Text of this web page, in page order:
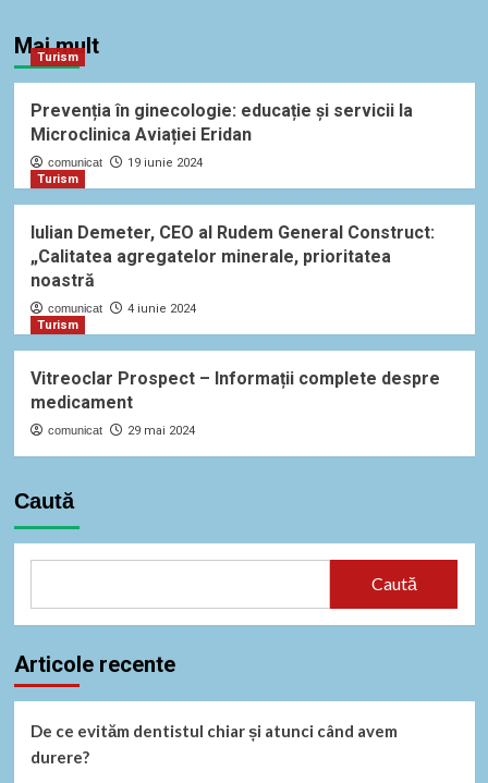
Mai mult
Turism
Prevenția în ginecologie: educație și servicii la
Microclinica Aviației Eridan
comunicat
19 iunie 2024
Turism
Iulian Demeter, CEO al Rudem General Construct:
„Calitatea agregatelor minerale, prioritatea
noastră
comunicat
4 iunie 2024
Turism
Vitreoclar Prospect – Informații complete despre
medicament
comunicat 29 mai 2024
Caută
Caută
Articole recente
De ce evităm dentistul chiar și atunci când avem
durere?